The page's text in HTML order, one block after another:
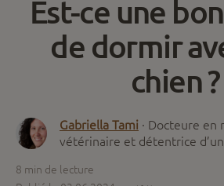
Est-ce une
de dormir
chien ?
Gabriella Tami · Docteure en
vétérinaire et détentrice
8 min de lecture